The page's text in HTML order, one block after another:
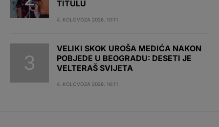
TITULU
4. KOLOVOZA 2026. 10:11
VELIKI SKOK UROŠA MEDIĆA NAKON
POBJEDE U BEOGRADU: DESETI JE
VELTERAŠ SVIJETA
4. KOLOVOZA 2026. 16:11